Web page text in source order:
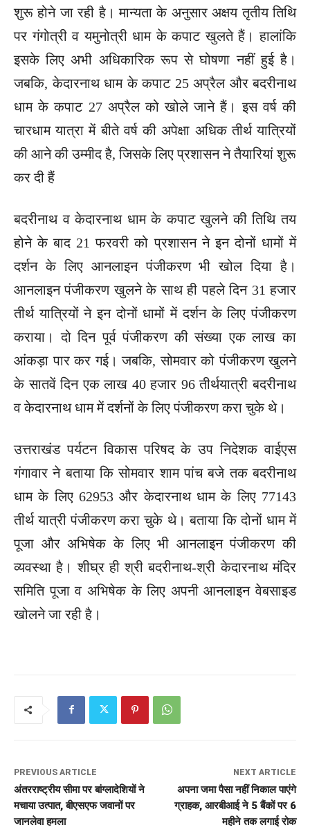
शुरू होने जा रही है। मान्यता के अनुसार अक्षय तृतीय तिथि
पर गंगोत्री व यमुनोत्री धाम के कपाट खुलते हैं। हालांकि
इसके लिए अभी अधिकारिक रूप से घोषणा नहीं हुई है।
जबकि, केदारनाथ धाम के कपाट 25 अप्रैल और बदरीनाथ
धाम के कपाट 27 अप्रैल को खोले जाने हैं। इस वर्ष की
चारधाम यात्रा में बीते वर्ष की अपेक्षा अधिक तीर्थ यात्रियों
की आने की उम्मीद है, जिसके लिए प्रशासन ने तैयारियां शुरू
कर दी हैं
बदरीनाथ व केदारनाथ धाम के कपाट खुलने की तिथि तय
होने के बाद 21 फरवरी को प्रशासन ने इन दोनों धामों में
दर्शन के लिए आनलाइन पंजीकरण भी खोल दिया है।
आनलाइन पंजीकरण खुलने के साथ ही पहले दिन 31 हजार
तीर्थ यात्रियों ने इन दोनों धामों में दर्शन के लिए पंजीकरण
कराया। दो दिन पूर्व पंजीकरण की संख्या एक लाख का
आंकड़ा पार कर गई। जबकि, सोमवार को पंजीकरण खुलने
के सातवें दिन एक लाख 40 हजार 96 तीर्थयात्री बदरीनाथ
व केदारनाथ धाम में दर्शनों के लिए पंजीकरण करा चुके थे।
उत्तराखंड पर्यटन विकास परिषद के उप निदेशक वाईएस
गंगावार ने बताया कि सोमवार शाम पांच बजे तक बदरीनाथ
धाम के लिए 62953 और केदारनाथ धाम के लिए 77143
तीर्थ यात्री पंजीकरण करा चुके थे। बताया कि दोनों धाम में
पूजा और अभिषेक के लिए भी आनलाइन पंजीकरण की
व्यवस्था है। शीघ्र ही श्री बदरीनाथ-श्री केदारनाथ मंदिर
समिति पूजा व अभिषेक के लिए अपनी आनलाइन वेबसाइड
खोलने जा रही है।
PREVIOUS ARTICLE
अंतरराष्ट्रीय सीमा पर बांग्लादेशियों ने
मचाया उत्पात, बीएसएफ जवानों पर
जानलेवा हमला
NEXT ARTICLE
अपना जमा पैसा नहीं निकाल पाएंगे
ग्राहक, आरबीआई ने 5 बैंकों पर 6
महीने तक लगाई रोक